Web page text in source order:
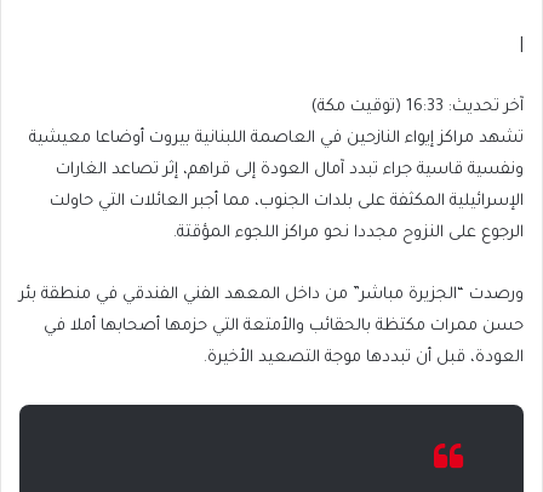
آخر
تحديث:
16:33
(توقيت
مكة)
آخر تحديث: 16:33 (توقيت مكة)
تشهد مراكز إيواء النازحين في العاصمة اللبنانية بيروت أوضاعا معيشية
ونفسية قاسية جراء تبدد آمال العودة إلى قراهم، إثر تصاعد الغارات
الإسرائيلية المكثفة على بلدات الجنوب، مما أجبر العائلات التي حاولت
الرجوع على النزوح مجددا نحو مراكز اللجوء المؤقتة.
ورصدت “الجزيرة مباشر” من داخل المعهد الفني الفندقي في منطقة بئر
حسن ممرات مكتظة بالحقائب والأمتعة التي حزمها أصحابها أملا في
العودة، قبل أن تبددها موجة التصعيد الأخيرة.